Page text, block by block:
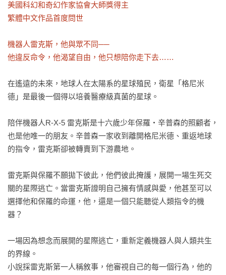
美國科幻和奇幻作家協會大師獎得主
繁體中文作品首度問世
機器人雷克斯，他與眾不同──
他違反命令，他渴望自由，他只想陪你走下去……
在遙遠的未來，地球人在太陽系的星球殖民，衛星「格尼米
德」是最後一個得以培養醫療級真菌的星球。
陪伴機器人R-X-5 雷克斯是十六歲少年保羅・辛普森的照顧者，
也是他唯一的朋友。辛普森一家收到離開格尼米德、重返地球
的指令，雷克斯卻被轉賣到下游農地。
雷克斯與保羅不願拋下彼此，他們彼此掩護，展開一場生死交
關的星際逃亡。當雷克斯證明自己擁有情感與愛，他甚至可以
選擇他和保羅的命運，他，還是一個只能聽從人類指令的機
器？
一場因為想念而展開的星際逃亡，重新定義機器人與人類共生
的界線。
小說採雷克斯第一人稱敘事，他審視自己的每一個行為，他的